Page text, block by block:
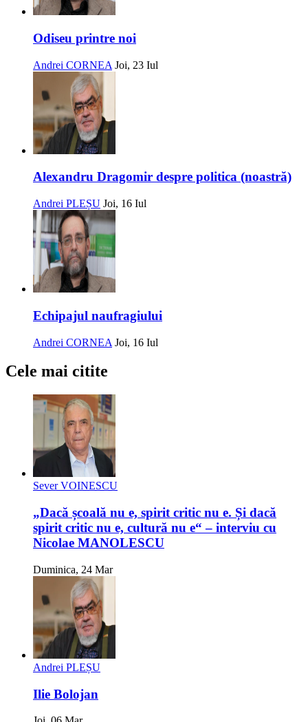
Odiseu printre noi
Andrei CORNEA Joi, 23 Iul
Alexandru Dragomir despre politica (noastră)
Andrei PLEȘU Joi, 16 Iul
Echipajul naufragiului
Andrei CORNEA Joi, 16 Iul
Cele mai citite
Sever VOINESCU
„Dacă școală nu e, spirit critic nu e. Și dacă
spirit critic nu e, cultură nu e“ – interviu cu
Nicolae MANOLESCU
Duminica, 24 Mar
Andrei PLEȘU
Ilie Bolojan